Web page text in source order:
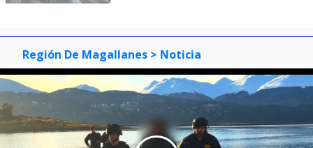
Región De Magallanes > Noticia